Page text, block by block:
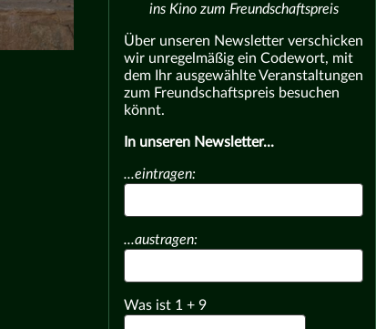
ins Kino zum Freundschaftspreis
Über unseren Newsletter verschicken
wir unregelmäßig ein Codewort, mit
dem Ihr ausgewählte Veranstaltungen
zum Freundschaftspreis besuchen
könnt.
In unseren Newsletter...
...eintragen:
...austragen:
Was ist 1 + 9